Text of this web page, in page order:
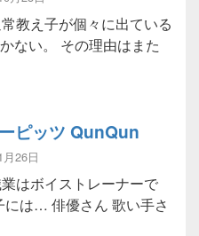
教え子が個々に出ている
ない。 その理由はまた
Live♪
ピッツ QunQun
26日
はボイストレーナーで
には… 俳優さん 歌い手さ
ューピッツ QunQun